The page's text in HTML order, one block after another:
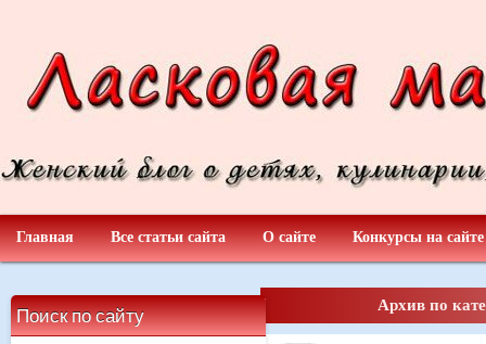
Главная Все статьи сайта О сайте Конкурсы на сайте
Поиск по сайту Архив по